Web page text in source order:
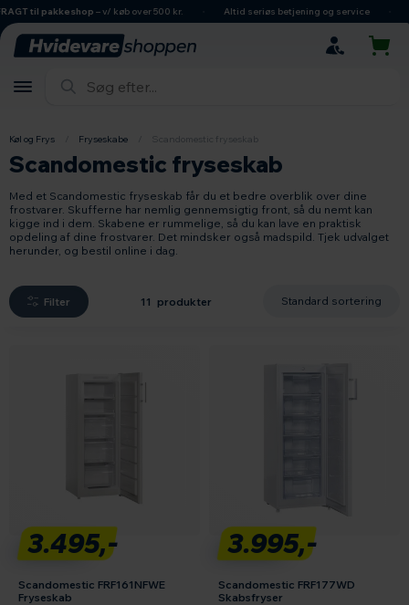
hovedindhold
søgning
navigation
indkøbskurv
til pakkeshop– v/ køb over 500 kr. Altid seriøs betjening og service
Køl og Frys Fryseskabe Scandomestic fryseskab
Scandomestic fryseskab
Med et Scandomestic fryseskab får du et bedre overblik over dine
frostvarer. Skufferne har nemlig gennemsigtig front, så du nemt kan
kigge ind i dem. Skabene er rummelige, så du kan lave en praktisk
opdeling af dine frostvarer. Det mindsker også madspild. Tjek udvalget
herunder, og bestil online i dag.
Filter 11 produkter
3.495,-
Scandomestic FRF161NFWE
Fryseskab
3.995,-
Scandomestic FRF177WD
Skabsfryser